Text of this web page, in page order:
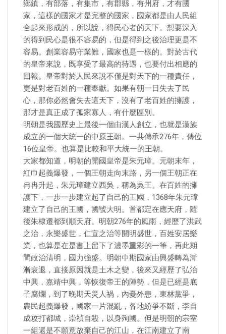
鄉鎮，有部落，有集市，有郡縣，有州府，才有國
家，這樣的國家才是完整的國家，國家都是由人民組
合起來形成的，所以說，得民心者的天下。想要深入
的得到民心是很不容易的，但是得到之後治理更是不
容易。創業容易守業難，國家也是一樣的。對於古代
的皇帝來說，既享受了最高的待遇，也要付出相應的
回報。皇帝對於人民來說不僅是對天下的一種責任，
更是對老百姓的一種奉獻。如果有朝一日失去了民
心，那你必然會失去這天下，沒有了老百姓的擁護，
那才是真正成了孤家寡人，有什麼區別。
明朝是我國歷史上最後一個由漢人創立，也就是漢族
成立的一個大統一的中原王朝。一共傳承276年，傳位
16位皇帝。也算是比較和平大統一的王朝。
大家都知道，明朝的開國皇帝是朱元璋。元朝末年，
紅巾起義爆發，一個王朝走向末路，另一個王朝正在
冉冉升起，朱元璋建立西吳，稱為吳王。在百姓的擁
護下，一步一步建立起了自己的王國，1368年朱元璋
建立了自己的王國，國號大明。首都定在應天府，隨
後朱棣遷都到順天府。明朝276年的風雨，經歷了洪武
之治，永樂盛世，仁宣之治等開明盛世，百姓安居樂
業，也算是在是書上留下了濃墨重彩的一筆，再此期
間政治清明，國力強盛。明朝中期國家由興盛轉為漸
漸衰退，直接原因就是土木之變，後來又經歷了弘治
中興，嘉靖中興，等恢復帝王的陣勢，但是已經是底
子腐爛，到了晚期天災人禍，內憂外患，東林黨爭，
農民起義爆發，國家一片混亂，各地紛爭不斷，李自
成攻打都城，崇禎自殺，以身殉國。但是明朝的宗室
一組還是不願意放棄自己的江山，在江南建立了南